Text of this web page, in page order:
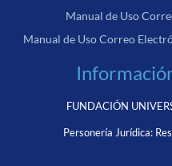
Manual de Uso
Manual de Uso Correo
FUNDACIÓN
Personería Jurídica: